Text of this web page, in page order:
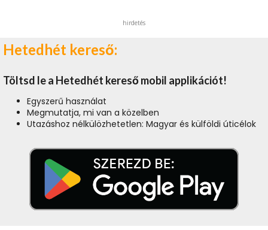
hirdetés
Hetedhét kereső:
Töltsd le a Hetedhét kereső mobil applikációt!
Egyszerű használat
Megmutatja, mi van a közelben
Utazáshoz nélkülözhetetlen: Magyar és külföldi úticélok